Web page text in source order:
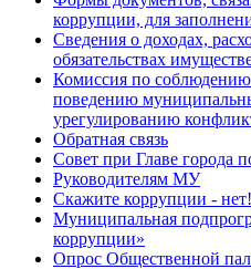
коррупции, для
Сведения о доходах,
обязательствах
Комиссия по
поведению
урегулированию
Обратная связь
Совет при Главе города
Руководителям МУ
Скажите коррупции - нет!
Муниципальная
коррупции»
Опрос Общественной